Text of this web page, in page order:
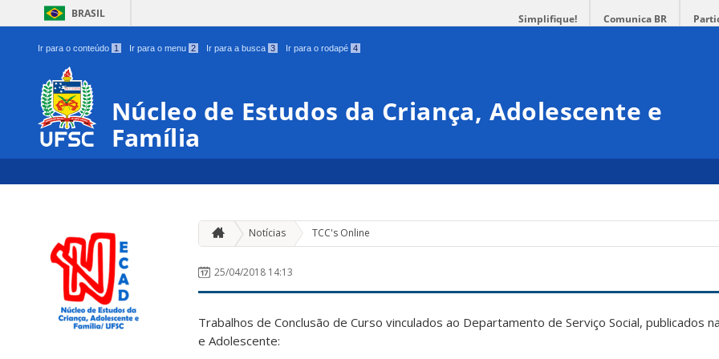
BRASIL Simplifique! Comunica BR
Ir para o conteúdo 1 Ir para o menu 2 Ir para a busca 3 Ir para o rodapé 4
Núcleo de Estudos da Criança, Adolescente e
Família
Notícias TCC's Online
25/04/2018 14:13
Trabalhos de Conclusão de Curso vinculados ao Departamento de Serviço Social, publicados
e Adolescente: